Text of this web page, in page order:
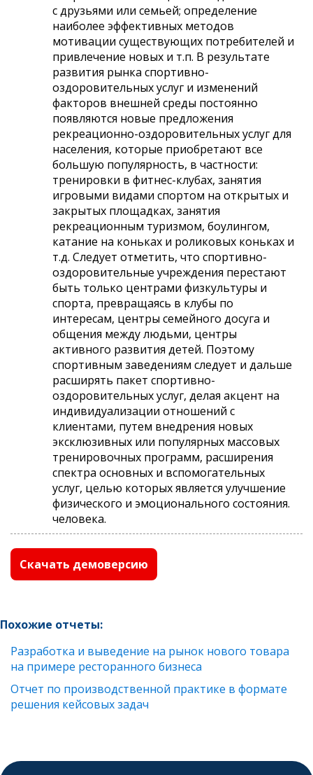
с друзьями или семьей; определение
наиболее эффективных методов
мотивации существующих потребителей и
привлечение новых и т.п. В результате
развития рынка спортивно-
оздоровительных услуг и изменений
факторов внешней среды постоянно
появляются новые предложения
рекреационно-оздоровительных услуг для
населения, которые приобретают все
большую популярность, в частности:
тренировки в фитнес-клубах, занятия
игровыми видами спортом на открытых и
закрытых площадках, занятия
рекреационным туризмом, боулингом,
катание на коньках и роликовых коньках и
т.д. Следует отметить, что спортивно-
оздоровительные учреждения перестают
быть только центрами физкультуры и
спорта, превращаясь в клубы по
интересам, центры семейного досуга и
общения между людьми, центры
активного развития детей. Поэтому
спортивным заведениям следует и дальше
расширять пакет спортивно-
оздоровительных услуг, делая акцент на
индивидуализации отношений с
клиентами, путем внедрения новых
эксклюзивных или популярных массовых
тренировочных программ, расширения
спектра основных и вспомогательных
услуг, целью которых является улучшение
физического и эмоционального состояния.
человека.
Скачать демоверсию
Похожие отчеты:
Разработка и выведение на рынок нового товара
на примере ресторанного бизнеса
Отчет по производственной практике в формате
решения кейсовых задач